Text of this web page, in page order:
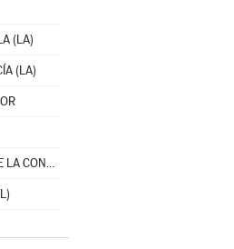
(LA)
(LA)
VILLAMANRIQUE DE LA CONDESA